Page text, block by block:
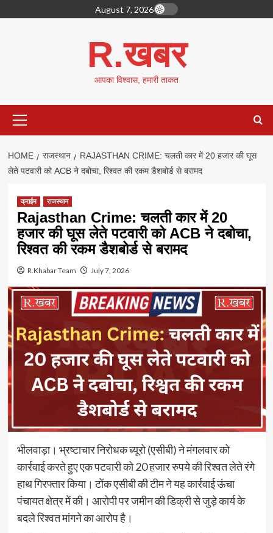
to
August 7, 2026
R.खबर
आपका विश्वास, हमारी ताकत
Menu
HOME राजस्थान
RAJASTHAN CRIME: चलती कार में 20 हजार की घूस
लेते पटवारी को ACB ने दबोचा, रिश्वत की रकम डैशबोर्ड से बरामद
क्राईम राजस्थान
Rajasthan Crime: चलती कार में 20
हजार की घूस लेते पटवारी को ACB ने दबोचा,
रिश्वत की रकम डैशबोर्ड से बरामद
R.Khabar Team July 7, 2026
भीलवाड़ा। भ्रष्टाचार निरोधक ब्यूरो (एसीबी) ने मंगलवार को
कार्रवाई करते हुए एक पटवारी को 20 हजार रुपये की रिश्वत लेते रंगे
हाथ गिरफ्तार किया। टोंक एसीबी की टीम ने यह कार्रवाई ऊंचा
पंचायत क्षेत्र में की। आरोपी पर जमीन की डिक्री से जुड़े कार्य के
बदले रिश्वत मांगने का आरोप है।